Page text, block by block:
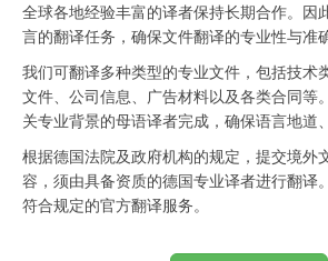
全球各地经验丰富的译者保持长期合作。因
言的翻译任务，确保文件翻译的专业性与准
我们可翻译多种类型的专业文件，包括技术
文件、公司信息、广告材料以及各类合同等
关专业背景的母语译者完成，确保语言地道
根据德国法院及政府机构的规定，提交境外
容，须由具备资质的德国专业译者进行翻译
符合规定的官方翻译服务。